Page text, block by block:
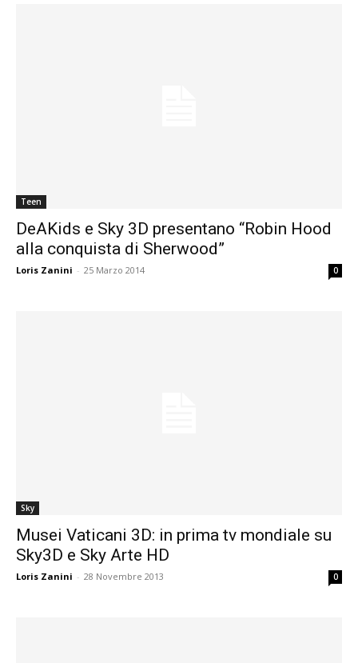
Teen
DeAKids e Sky 3D presentano “Robin Hood
alla conquista di Sherwood”
Loris Zanini - 25 Marzo 2014 0
Sky
Musei Vaticani 3D: in prima tv mondiale su
Sky3D e Sky Arte HD
Loris Zanini - 28 Novembre 2013 0